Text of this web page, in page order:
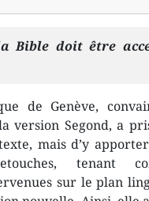
Bible doit être
de Genève,
version Segond, a
mais d’y
tenant
sur le plan